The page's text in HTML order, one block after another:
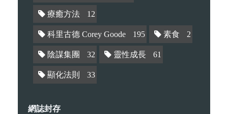
療癒方法 12
科里古德 Corey Goode 195 素食 2
陰謀集團 32 靈性成長 61
顯化法則 33
網誌封存